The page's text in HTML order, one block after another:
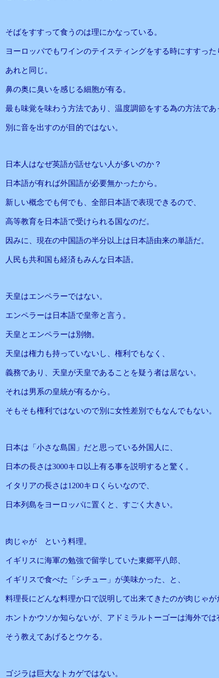
そばをすすって食うのは理にかなっている。
ヨーロッパでもワインのテイスティングをする時にすすった
あれと同じ。
鼻の奥に臭いを感じる細胞が有る。
最も味覚を味わう方法であり、温度調節をする為の方法であ
別に音を出すのが目的ではない。
日本人はなぜ英語が話せない人が多いのか？
日本語が有れば外国語が必要無かったから。
新しい概念でも何でも、全部日本語で表現できるので、
高等教育を日本語で受けられる国なのだ。
因みに、現在の中国語の半分以上は日本語由来の単語だ。
人民も共和国も経済もみんな日本語。
天皇はエンペラーではない。
エンペラーは日本語で皇帝と言う。
天皇とエンペラーは別物。
天皇は権力も持っていないし、権利でもなく、
義務であり、天皇が天皇であることを疑う者は居ない。
それは男系の皇統が有るから。
そもそも権利ではないので別に女性差別でもなんでもない。
日本は「小さな島国」だと思っている外国人に、
日本の長さは3000キロ以上有る事を説明すると驚く。
イタリアの長さは1200キロくらいなので、
日本列島をヨーロッパに置くと、すごく大きい。
肉じゃが という料理。
イギリスに海軍の勉強で留学していた東郷平八郎、
イギリスで食べた「シチュー」が美味かった、と、
料理長にどんな料理か口で説明して出来てきたのが肉じゃが
ホントかウソか知らないが、アドミラルトーゴーは海外では
そう教えてあげるとウケる。
ゴジラは巨大なトカゲではない。